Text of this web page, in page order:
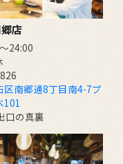
店
24:00
区南郷通8丁目南4-7プ
101
口の真裏